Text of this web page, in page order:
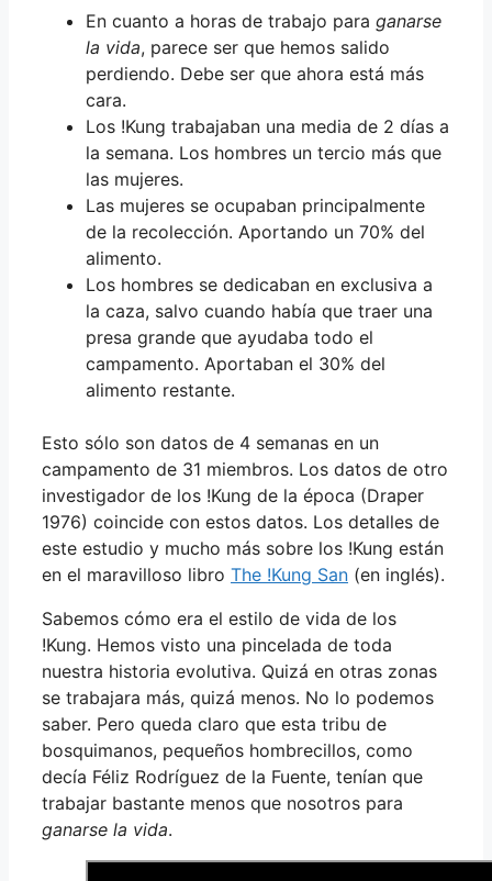
En cuanto a horas de trabajo para ganarse
la vida, parece ser que hemos salido
perdiendo. Debe ser que ahora está más
cara.
Los !Kung trabajaban una media de 2 días a
la semana. Los hombres un tercio más que
las mujeres.
Las mujeres se ocupaban principalmente
de la recolección. Aportando un 70% del
alimento.
Los hombres se dedicaban en exclusiva a
la caza, salvo cuando había que traer una
presa grande que ayudaba todo el
campamento. Aportaban el 30% del
alimento restante.
Esto sólo son datos de 4 semanas en un
campamento de 31 miembros. Los datos de otro
investigador de los !Kung de la época (Draper
1976) coincide con estos datos. Los detalles de
este estudio y mucho más sobre los !Kung están
en el maravilloso libro The !Kung San (en inglés).
Sabemos cómo era el estilo de vida de los
!Kung. Hemos visto una pincelada de toda
nuestra historia evolutiva. Quizá en otras zonas
se trabajara más, quizá menos. No lo podemos
saber. Pero queda claro que esta tribu de
bosquimanos, pequeños hombrecillos, como
decía Féliz Rodríguez de la Fuente, tenían que
trabajar bastante menos que nosotros para
ganarse la vida.